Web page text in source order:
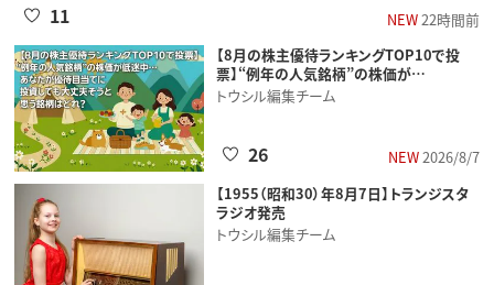
NEW22時間前
11
【8月の株主優待ランキングTOP10で投
票】“例年の人気銘柄”の株価が…
トウシル編集チーム
NEW2026/8/7
26
【1955（昭和30）年8月7日】トランジスタ
ラジオ発売
トウシル編集チーム